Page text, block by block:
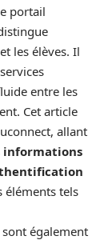
portail
les élèves. Il
entre les
Cet article
allant
informations
éléments tels
sont également